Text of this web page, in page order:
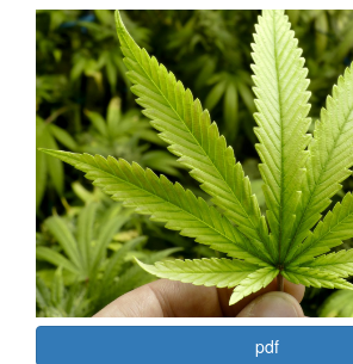
Detalhes
do
artigo
Barra
lateral
de
artigos
pdf